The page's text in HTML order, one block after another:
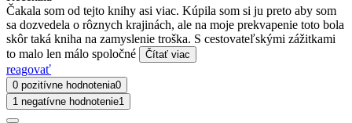
Čakala som od tejto knihy asi viac. Kúpila som si ju preto aby som
sa dozvedela o rôznych krajinách, ale na moje prekvapenie toto bola
skôr taká kniha na zamyslenie troška. S cestovateľskými zážitkami
to malo len málo spoločné
Čítať viac
reagovať
0 pozitívne hodnotenia0
1 negatívne hodnotenie1